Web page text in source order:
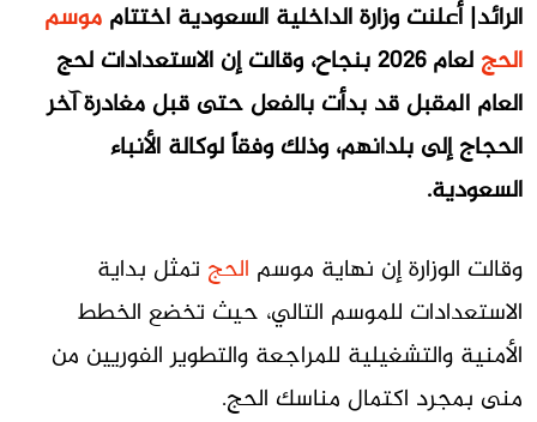
الرائد| أعلنت وزارة الداخلية السعودية اختتام موسم
الحج
لعام 2026 بنجاح، وقالت إن الاستعدادات لحج
العام المقبل قد بدأت بالفعل حتى قبل مغادرة آخر
الحجاج إلى بلدانهم، وذلك وفقاً لوكالة الأنباء
السعودية.
وقالت الوزارة إن نهاية موسم الحج تمثل بداية
الاستعدادات للموسم التالي، حيث تخضع الخطط
الأمنية والتشغيلية للمراجعة والتطوير الفوريين من
منى بمجرد اكتمال مناسك الحج.